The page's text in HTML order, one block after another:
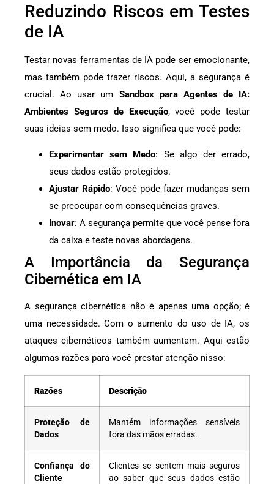
Reduzindo Riscos em Testes
de IA
Testar novas ferramentas de IA pode ser emocionante,
mas também pode trazer riscos. Aqui, a segurança é
crucial. Ao usar um Sandbox para Agentes de IA:
Ambientes Seguros de Execução, você pode testar
suas ideias sem medo. Isso significa que você pode:
Experimentar sem Medo: Se algo der errado,
seus dados estão protegidos.
Ajustar Rápido: Você pode fazer mudanças sem
se preocupar com consequências graves.
Inovar: A segurança permite que você pense fora
da caixa e teste novas abordagens.
A Importância da Segurança
Cibernética em IA
A segurança cibernética não é apenas uma opção; é
uma necessidade. Com o aumento do uso de IA, os
ataques cibernéticos também aumentam. Aqui estão
algumas razões para você prestar atenção nisso:
Razões Descrição
Proteção de
Dados
Mantém informações sensíveis
fora das mãos erradas.
Confiança do
Cliente
Clientes se sentem mais seguros
ao saber que seus dados estão